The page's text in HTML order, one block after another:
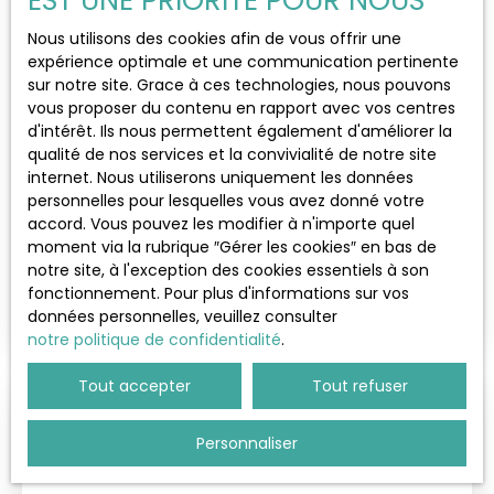
Localisation
Budget max (€)
Surface min (m²)
Rechercher
Loué
Magnifique appartement meublé 2 pièces
cave parking
2pièces 47 m²
Saint-Rémy-lès-Chevreuse 78470
Loué
Nous utilisons des cookies afin de vous offrir une
expérience optimale et une communication pertinente
sur notre site. Grace à ces technologies, nous pouvons
vous proposer du contenu en rapport avec vos centres
d'intérêt. Ils nous permettent également d'améliorer la
qualité de nos services et la convivialité de notre site
internet. Nous utiliserons uniquement les données
personnelles pour lesquelles vous avez donné votre
accord. Vous pouvez les modifier à n'importe quel
moment via la rubrique ″Gérer les cookies″ en bas de
notre site, à l'exception des cookies essentiels à son
fonctionnement. Pour plus d'informations sur vos
données personnelles, veuillez consulter
notre politique de confidentialité.
Tout accepter Tout refuser
Personnaliser